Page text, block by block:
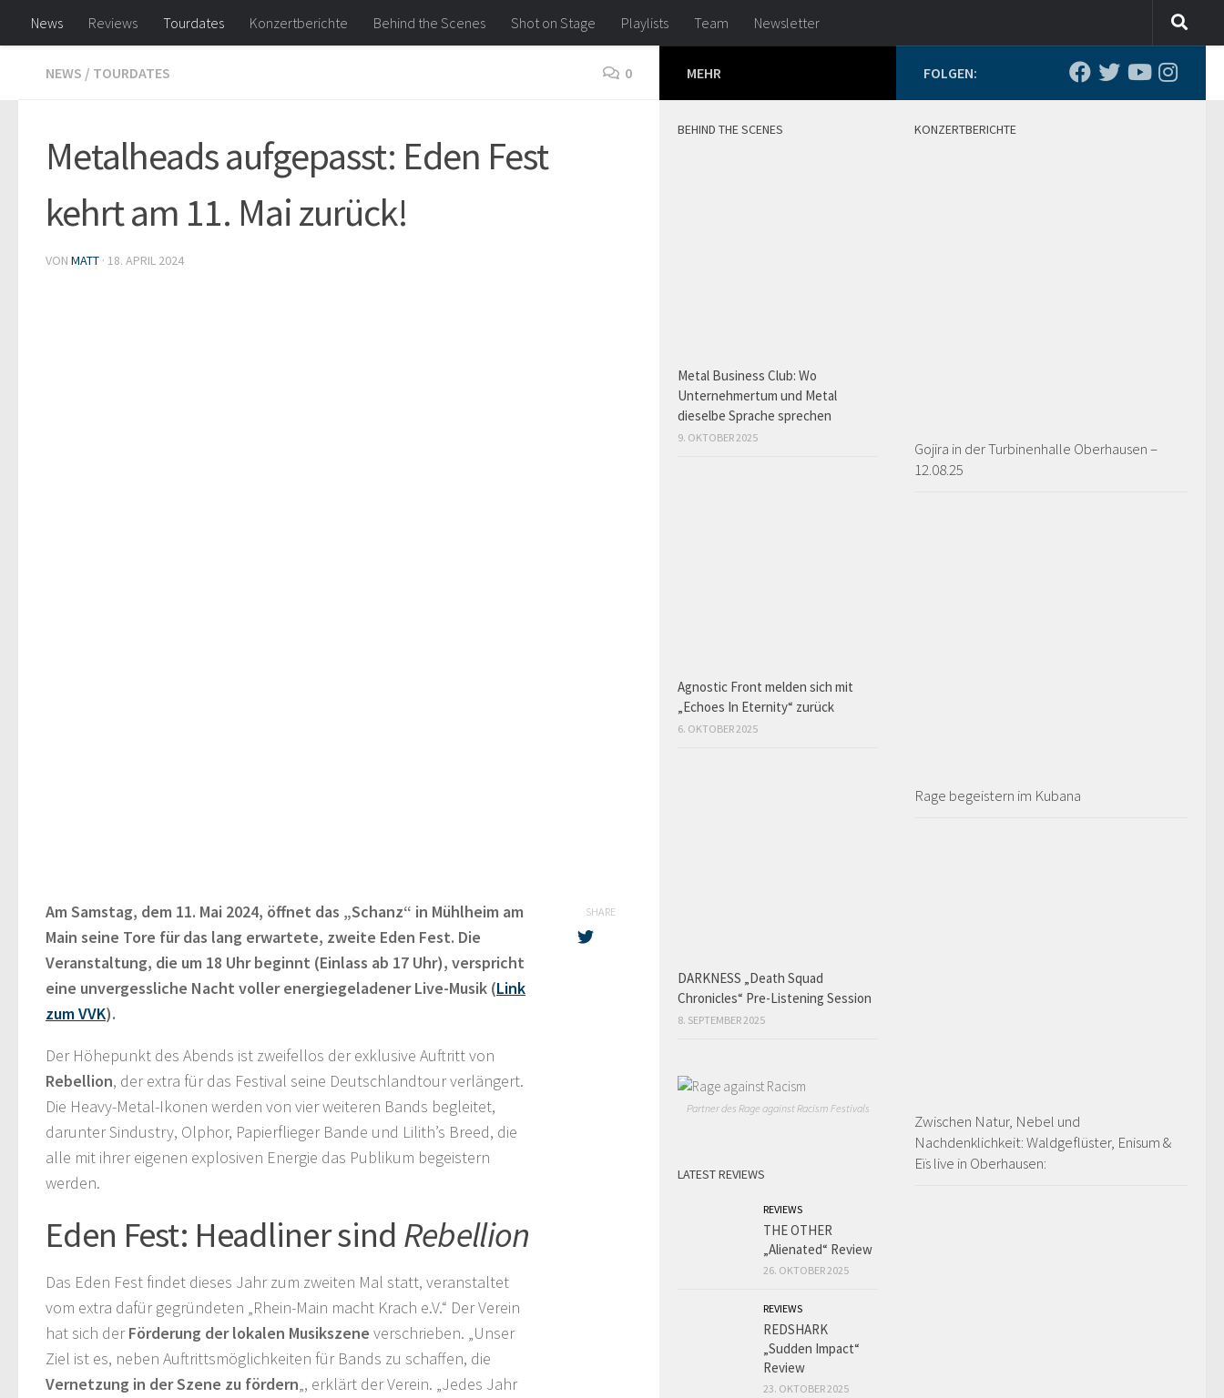
Zum Inhalt springen
News Reviews Tourdates Konzertberichte Behind the Scenes Shot on Stage Playlists Team Newsletter
NEWS / TOURDATES 0
Metalheads aufgepasst: Eden Fest
kehrt am 11. Mai zurück!
VON MATT · 18. APRIL 2024
Am Samstag, dem 11. Mai 2024, öffnet das „Schanz“ in Mühlheim am
Main seine Tore für das lang erwartete, zweite Eden Fest. Die
Veranstaltung, die um 18 Uhr beginnt (Einlass ab 17 Uhr), verspricht
eine unvergessliche Nacht voller energiegeladener Live-Musik (Link
zum VVK).
Der Höhepunkt des Abends ist zweifellos der exklusive Auftritt von
Rebellion, der extra für das Festival seine Deutschlandtour verlängert.
Die Heavy-Metal-Ikonen werden von vier weiteren Bands begleitet,
darunter Sindustry, Olphor, Papierflieger Bande und Lilith’s Breed, die
alle mit ihrer eigenen explosiven Energie das Publikum begeistern
werden.
Eden Fest: Headliner sind Rebellion
Das Eden Fest findet dieses Jahr zum zweiten Mal statt, veranstaltet
vom extra dafür gegründeten „Rhein-Main macht Krach e.V.“ Der Verein
hat sich derFörderung der lokalen Musikszene verschrieben. „Unser
Ziel ist es, neben Auftrittsmöglichkeiten für Bands zu schaffen, die
Vernetzung in der Szene zu fördern„, erklärt der Verein. „Jedes Jahr
SHARE
FOLGEN:
KONZERTBERICHTE
Gojira in der Turbinenhalle Oberhausen –
12.08.25
Rage begeistern im Kubana
Zwischen Natur, Nebel und
Nachdenklichkeit: Waldgeflüster, Enisum &
Eïs live in Oberhausen:
MEHR
BEHIND THE SCENES
Metal Business Club: Wo
Unternehmertum und Metal
dieselbe Sprache sprechen
9. OKTOBER 2025
Agnostic Front melden sich mit
„Echoes In Eternity“ zurück
6. OKTOBER 2025
DARKNESS „Death Squad
Chronicles“ Pre-Listening Session
8. SEPTEMBER 2025
Partner des Rage against Racism Festivals
LATEST REVIEWS
REVIEWS
THE OTHER
„Alienated“ Review
26. OKTOBER 2025
REVIEWS
REDSHARK
„Sudden Impact“
Review
23. OKTOBER 2025